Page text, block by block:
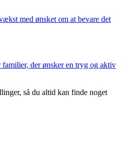
med ønsket om at bevare det
der ønsker en tryg og aktiv
så du altid kan finde noget